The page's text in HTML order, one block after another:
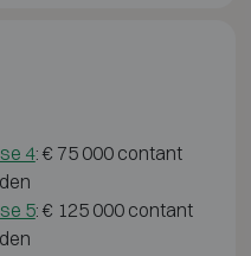
4: € 75 000 contant
5: € 125 000 contant